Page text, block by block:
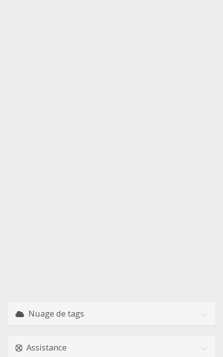
Nuage de tags
Assistance